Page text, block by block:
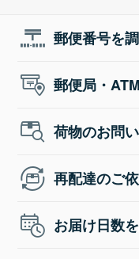
郵便番号を
郵便局・
荷物のお問
再配達のご
お届け日数